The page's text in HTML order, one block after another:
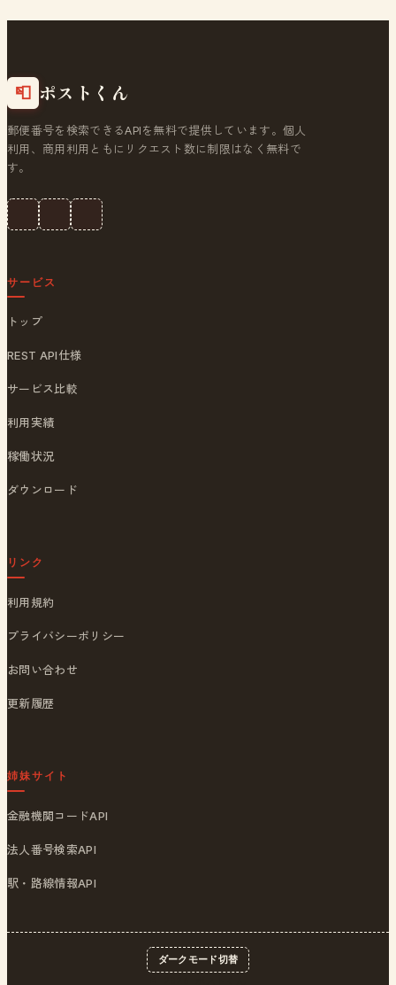
📮 ポストくん
郵便番号を検索できるAPIを無料で提供しています。個人
利用、商用利用ともにリクエスト数に制限はなく無料で
す。
サービス
トップ
REST API仕様
サービス比較
利用実績
稼働状況
ダウンロード
リンク
利用規約
プライバシーポリシー
お問い合わせ
更新履歴
姉妹サイト
金融機関コードAPI
法人番号検索API
駅・路線情報API
ダークモード切替